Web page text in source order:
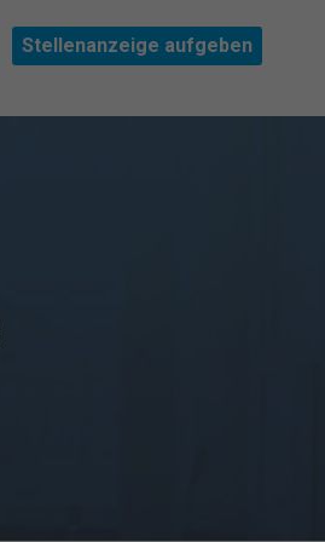
Stellenanzeige aufgeben